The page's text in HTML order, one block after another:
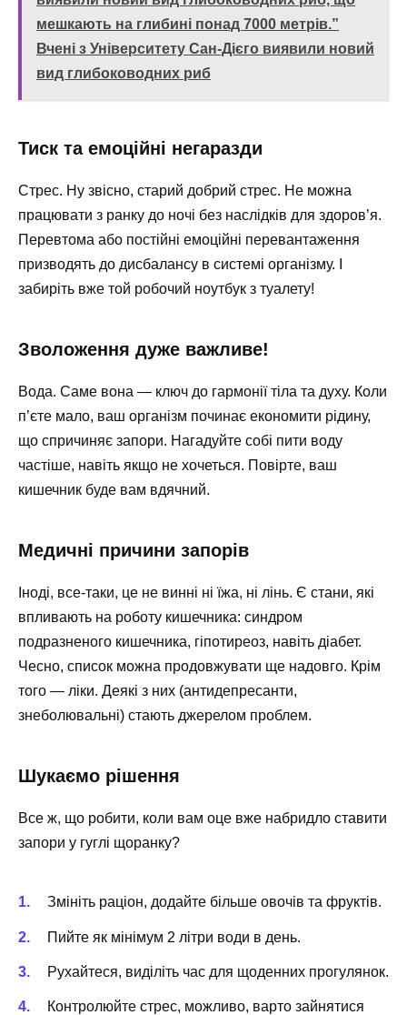
мешкають на глибині понад 7000 метрів.”
Вчені з Університету Сан-Дієго виявили новий
вид глибоководних риб
Тиск та емоційні негаразди
Стрес. Ну звісно, старий добрий стрес. Не можна
працювати з ранку до ночі без наслідків для здоров’я.
Перевтома або постійні емоційні перевантаження
призводять до дисбалансу в системі організму. І
забиріть вже той робочий ноутбук з туалету!
Зволоження дуже важливе!
Вода. Саме вона — ключ до гармонії тіла та духу. Коли
п’єте мало, ваш організм починає економити рідину,
що спричиняє запори. Нагадуйте собі пити воду
частіше, навіть якщо не хочеться. Повірте, ваш
кишечник буде вам вдячний.
Медичні причини запорів
Іноді, все-таки, це не винні ні їжа, ні лінь. Є стани, які
впливають на роботу кишечника: синдром
подразненого кишечника, гіпотиреоз, навіть діабет.
Чесно, список можна продовжувати ще надовго. Крім
того — ліки. Деякі з них (антидепресанти,
знеболювальні) стають джерелом проблем.
Шукаємо рішення
Все ж, що робити, коли вам оце вже набридло ставити
запори у гуглі щоранку?
Змініть раціон, додайте більше овочів та фруктів.
Пийте як мінімум 2 літри води в день.
Рухайтеся, виділіть час для щоденних прогулянок.
Контролюйте стрес, можливо, варто зайнятися